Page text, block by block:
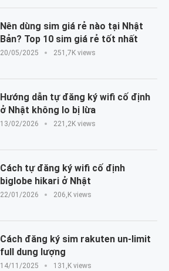
Nên dùng sim giá rẻ nào tại Nhật
Bản? Top 10 sim giá rẻ tốt nhất
20/05/2025 251,7K views
Hướng dẫn tự đăng ký wifi cố định
ở Nhật không lo bị lừa
13/02/2026 221,2K views
Cách tự đăng ký wifi cố định
biglobe hikari ở Nhật
22/01/2026 206,K views
Cách đăng ký sim rakuten un-limit
full dung lượng
14/11/2025 131,K views